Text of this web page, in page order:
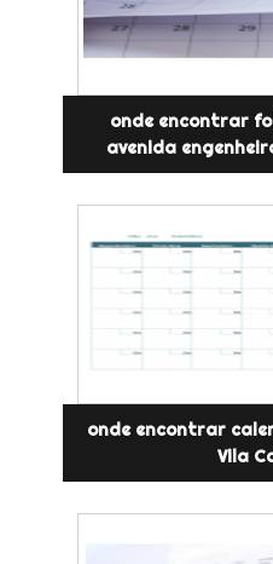
onde encontrar
avenida
onde encontrar
Vila